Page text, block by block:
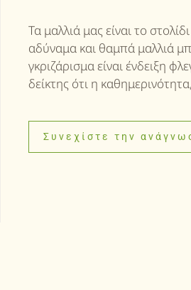
Τα μαλλιά μας είναι το
αδύναμα και θαμπά μαλλιά
γκριζάρισμα είναι ένδειξη
δείκτης ότι η
Συνεχίστε την